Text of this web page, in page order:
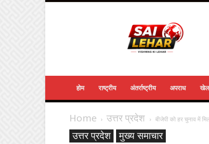
होम राष्ट्रीय अंतर्राष्ट्रीय अपराध खेल
Home उत्तर प्रदेश बीजेपी को हर चुनाव में
उत्तर प्रदेश मुख्य समाचार